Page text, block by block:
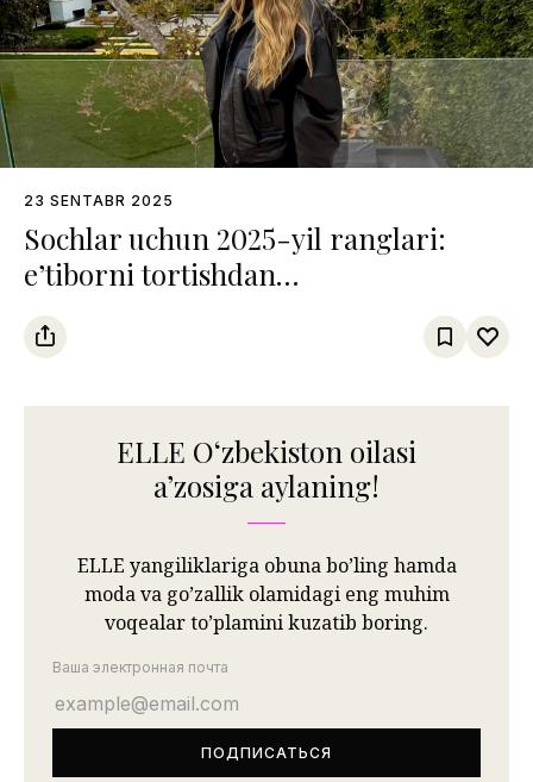
23 SENTABR 2025
Sochlar uchun 2025-yil ranglari:
e’tiborni tortishdan
qo‘rqmaydiganlarga atalgan trendlar
ELLE Oʻzbekiston oilasi
aʼzosiga aylaning!
ELLE yangiliklariga obuna bo’ling hamda
moda va go’zallik olamidagi eng muhim
voqealar to’plamini kuzatib boring.
Ваша электронная почта